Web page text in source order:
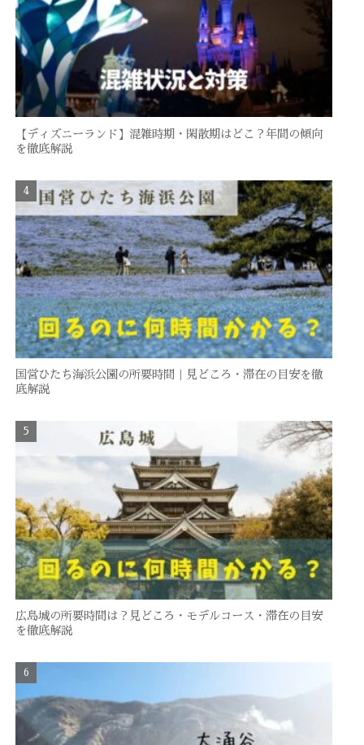
【ディズニーランド】混雑時期・閑散期はどこ？年間の傾向
を徹底解説
国営ひたち海浜公園の所要時間｜見どころ・滞在の目安を徹
底解説
広島城の所要時間は？見どころ・モデルコース・滞在の目安
を徹底解説